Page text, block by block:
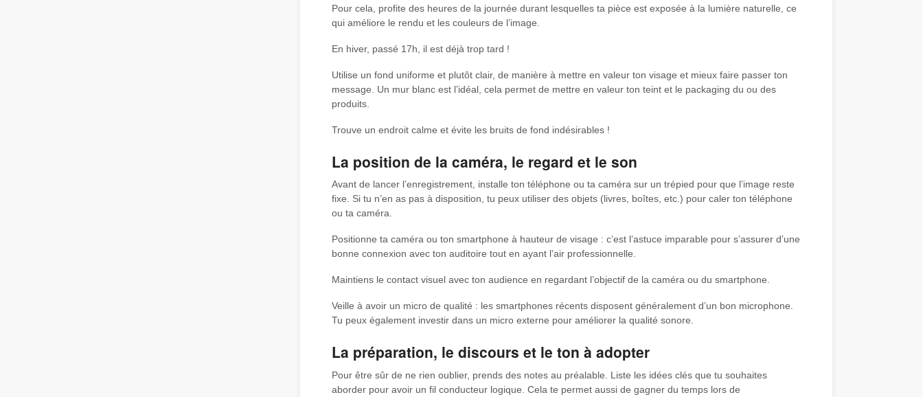
Pour cela, profite des heures de la journée durant lesquelles ta pièce est exposée à la lumière naturelle, ce
qui améliore le rendu et les couleurs de l’image.
En hiver, passé 17h, il est déjà trop tard !
Utilise un fond uniforme et plutôt clair, de manière à mettre en valeur ton visage et mieux faire passer ton
message. Un mur blanc est l’idéal, cela permet de mettre en valeur ton teint et le packaging du ou des
produits.
Trouve un endroit calme et évite les bruits de fond indésirables !
La position de la caméra, le regard et le son
Avant de lancer l’enregistrement, installe ton téléphone ou ta caméra sur un trépied pour que l’image reste
fixe. Si tu n’en as pas à disposition, tu peux utiliser des objets (livres, boîtes, etc.) pour caler ton téléphone
ou ta caméra.
Positionne ta caméra ou ton smartphone à hauteur de visage : c’est l’astuce imparable pour s’assurer d’une
bonne connexion avec ton auditoire tout en ayant l’air professionnelle.
Maintiens le contact visuel avec ton audience en regardant l’objectif de la caméra ou du smartphone.
Veille à avoir un micro de qualité : les smartphones récents disposent généralement d’un bon microphone.
Tu peux également investir dans un micro externe pour améliorer la qualité sonore.
La préparation, le discours et le ton à adopter
Pour être sûr de ne rien oublier, prends des notes au préalable. Liste les idées clés que tu souhaites
aborder pour avoir un fil conducteur logique. Cela te permet aussi de gagner du temps lors de